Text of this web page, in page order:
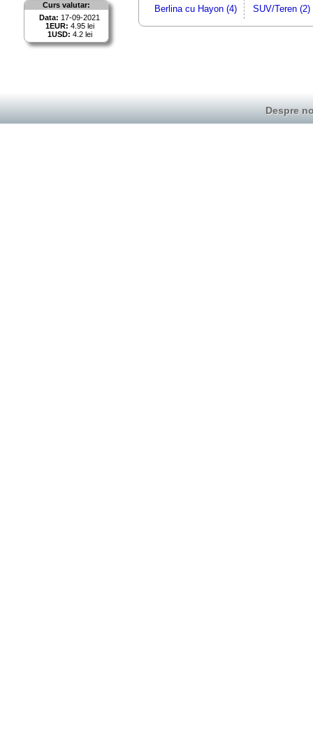
Curs valutar:
Data: 17-09-2021
1EUR: 4.95 lei
1USD: 4.2 lei
Berlina cu Hayon (4)
SUV/Teren (2)
Despre